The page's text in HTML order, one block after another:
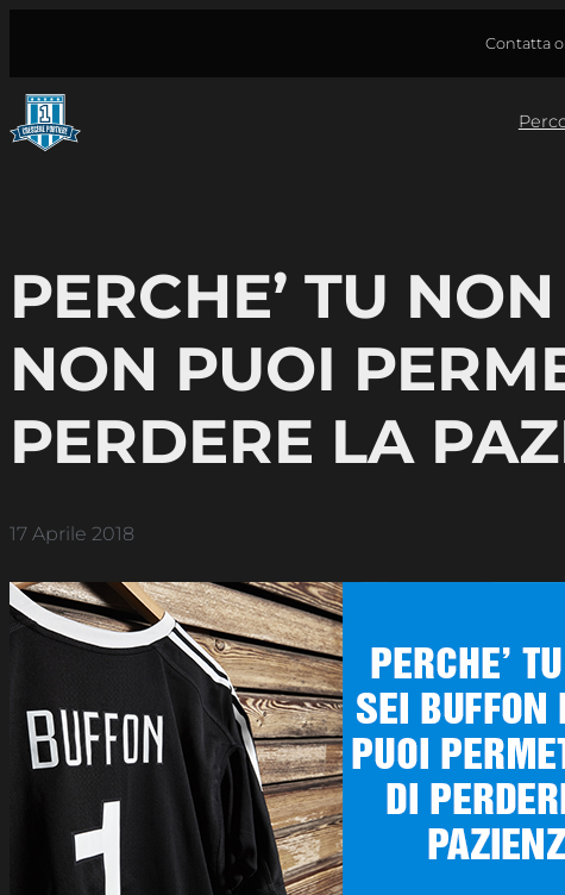
contenuto
Contatta
PERCHE’ TU
NON PUOI
PERDERE LA
17 Aprile 2018